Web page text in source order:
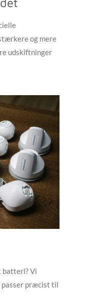
og mere
udskiftninger
batteri? Vi
passer præcist til